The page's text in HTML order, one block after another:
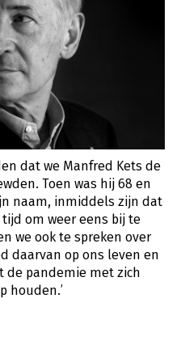
dat we Manfred Kets de
Toen was hij 68 en
naam, inmiddels zijn dat
om weer eens bij te
we ook te spreken over
daarvan op ons leven en
de pandemie met zich
houden.’